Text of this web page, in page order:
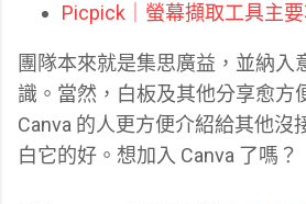
Picpick｜螢幕擷取工具主
團隊本來就是集思廣益，並納入
識。當然，白板及其他分享愈方
Canva 的人更方便介紹給其他沒
白它的好。想加入 Canva 了嗎？